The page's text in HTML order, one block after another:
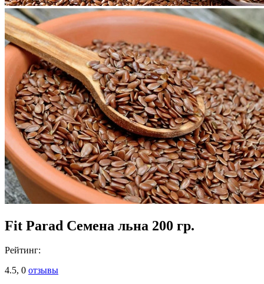
Fit Parad Семена льна 200 гр.
Рейтинг:
4.5, 0 отзывы